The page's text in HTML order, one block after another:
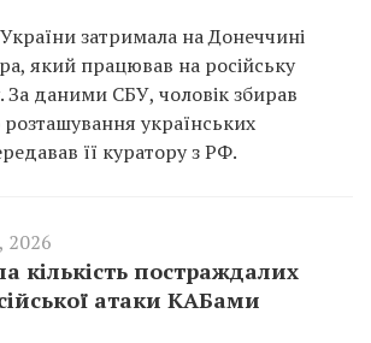
затримала на Донеччині
який працював на російську
За даними СБУ, чоловік збирав
українських
її куратору з РФ.
2026
кількість постраждалих
атаки КАБами